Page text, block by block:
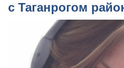
с Таганрогом